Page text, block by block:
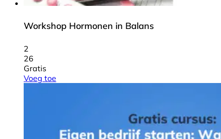
Workshop Hormonen in Balans
2
26
Gratis
Voeg toe